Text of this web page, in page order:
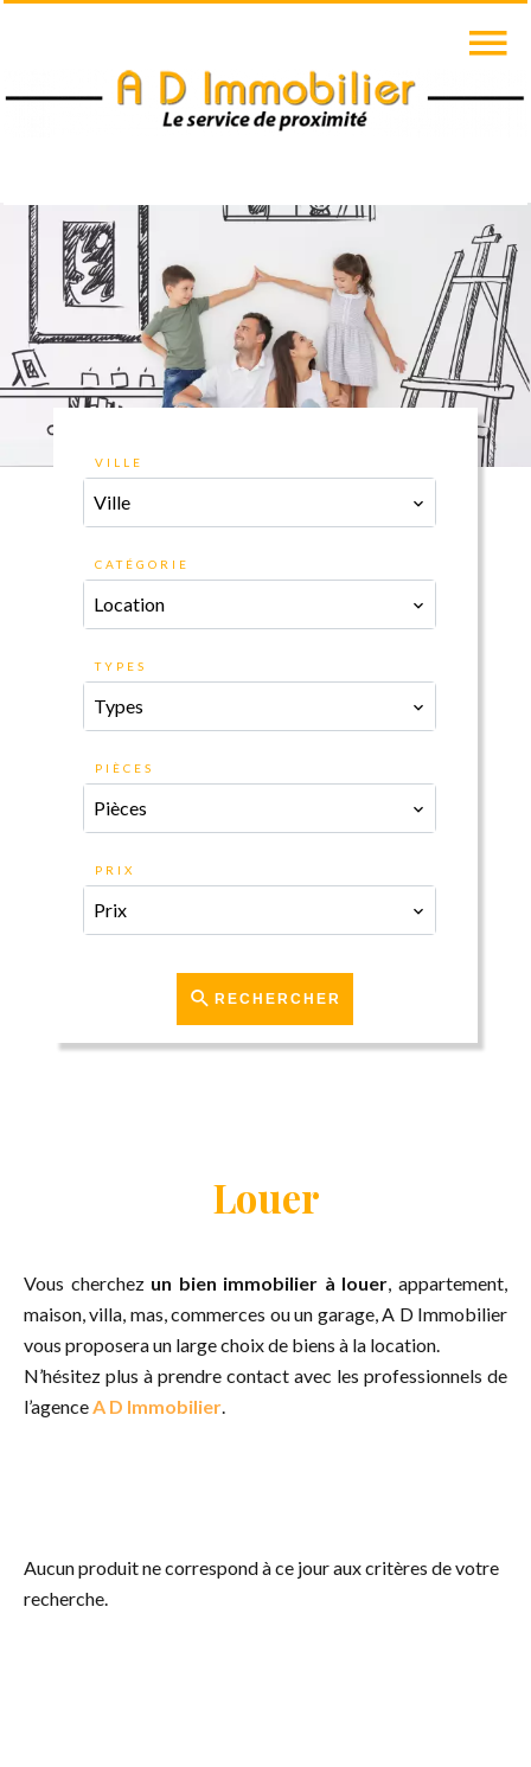
VILLE
Ville
CATÉGORIE
Location
TYPES
Types
PIÈCES
Pièces
PRIX
Prix
RECHERCHER
Louer
Vous cherchez un bien immobilier à louer, appartement,
maison, villa, mas, commerces ou un garage, A D Immobilier
vous proposera un large choix de biens à la location.
N’hésitez plus à prendre contact avec les professionnels de
l’agenceA D Immobilier.
Aucun produit ne correspond à ce jour aux critères de votre
recherche.